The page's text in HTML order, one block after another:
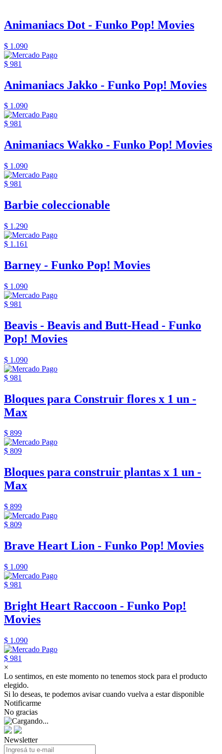
Animaniacs Dot - Funko Pop! Movies
$ 1.090
$ 981
Animaniacs Jakko - Funko Pop! Movies
$ 1.090
$ 981
Animaniacs Wakko - Funko Pop! Movies
$ 1.090
$ 981
Barbie coleccionable
$ 1.290
$ 1.161
Barney - Funko Pop! Movies
$ 1.090
$ 981
Beavis - Beavis and Butt-Head - Funko
Pop! Movies
$ 1.090
$ 981
Bloques para Construir flores x 1 un -
Max
$ 899
$ 809
Bloques para construir plantas x 1 un -
Max
$ 899
$ 809
Brave Heart Lion - Funko Pop! Movies
$ 1.090
$ 981
Bright Heart Raccoon - Funko Pop!
Movies
$ 1.090
$ 981
×
Lo sentimos, en este momento no tenemos stock para el producto
elegido.
Si lo deseas, te podemos avisar cuando vuelva a estar disponible
Notificarme
No gracias
Newsletter